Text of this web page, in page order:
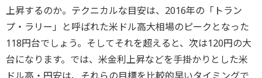
上昇するのか。テクニカルな目安は、2016年の「トラン
プ・ラリー」と呼ばれた米ドル高大相場のピークとなった
118円台でしょう。そしてそれを超えると、次は120円の大
台になります。では、米金利上昇などを手掛かりとした米